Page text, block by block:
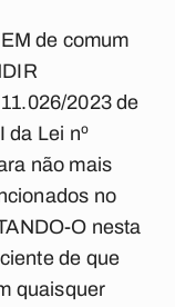
de comum
2023 de
da Lei nº
não mais
no
O nesta
de que
quaisquer